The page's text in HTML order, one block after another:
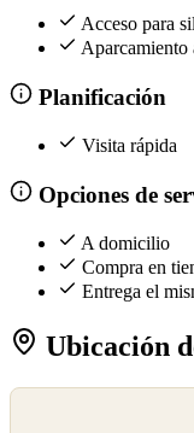
Acceso para
Aparcamiento
Planificación
Visita rápida
Opciones de
A domicilio
Compra en
Entrega el
Ubicación